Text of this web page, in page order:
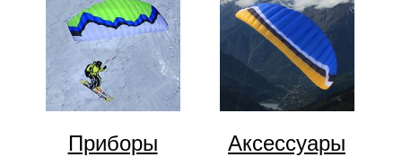
Приборы Аксессуары